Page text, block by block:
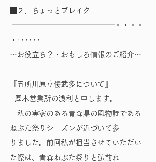
■２．ちょっとブレイク
━━━━━━━━━━━━━━・・・・
・･･････
～お役立ち？・おもしろ情報のご紹介～
『五所川原立佞武多について』
厚木営業所の浅利と申します。
私の実家のある青森県の風物詩である
ねぶた祭りシーズンが近づいて参
りました。前回私が担当させていただい
た際は、青森ねぶた祭りと弘前ね